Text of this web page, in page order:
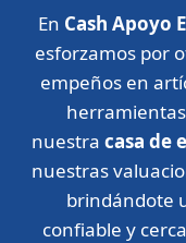
En Cash Apoyo
esforzamos por
empeños en
nuestra casa de
nuestras
brindándote
confiable y